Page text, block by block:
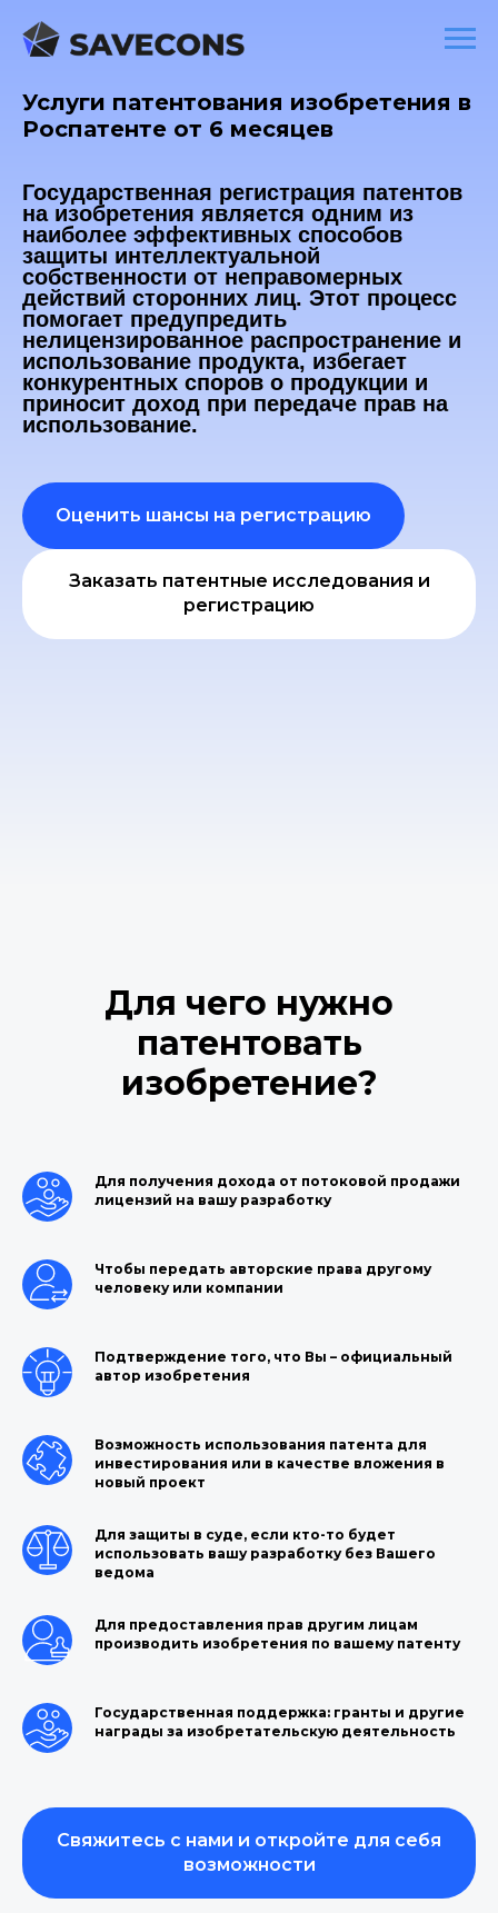
Услуги патентования изобретения в
Роспатенте от 6 месяцев
Государственная регистрация патентов
на изобретения является одним из
наиболее эффективных способов
защиты интеллектуальной
собственности от неправомерных
действий сторонних лиц. Этот процесс
помогает предупредить
нелицензированное распространение и
использование продукта, избегает
конкурентных споров о продукции и
приносит доход при передаче прав на
использование.
Оценить шансы на регистрацию
Заказать патентные исследования и
регистрацию
Для чего нужно
патентовать
изобретение?
Для получения дохода от потоковой продажи
лицензий на вашу разработку
Чтобы передать авторские права другому
человеку или компании
Подтверждение того, что Вы – официальный
автор изобретения
Возможность использования патента для
инвестирования или в качестве вложения в
новый проект
Для защиты в суде, если кто-то будет
использовать вашу разработку без Вашего
ведома
Для предоставления прав другим лицам
производить изобретения по вашему патенту
Государственная поддержка: гранты и другие
награды за изобретательскую деятельность
Свяжитесь с нами и откройте для себя
возможности